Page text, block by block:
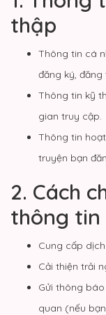
thập
Thông tin cá
đăng ký, đăng
Thông tin kỹ
gian truy cập.
Thông tin
truyện bạn
2. Cách
thông tin
Cung cấp
Cải thiện trải
Gửi thông
quan (nếu